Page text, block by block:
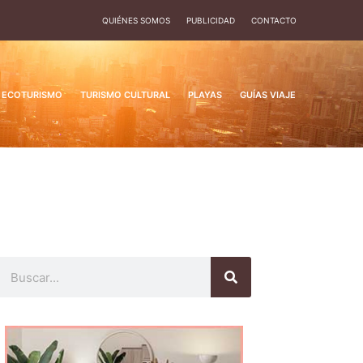
QUIÉNES SOMOS PUBLICIDAD CONTACTO
ECOTURISMO TURISMO CULTURAL PLAYAS GUÍAS VIAJE